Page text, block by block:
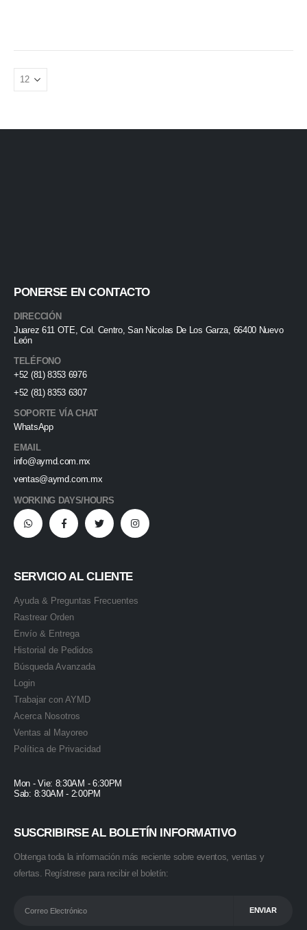
PONERSE EN CONTACTO
DIRECCIÓN
Juarez 611 OTE, Col. Centro, San Nicolas De Los Garza, 66400 Nuevo
León
TELÉFONO
+52 (81) 8353 6976
+52 (81) 8353 6307
SOPORTE VÍA CHAT
WhatsApp
EMAIL
info@aymd.com.mx
ventas@aymd.com.mx
WORKING DAYS/HOURS
SERVICIO AL CLIENTE
Ayuda & Preguntas Frecuentes
Rastrear Orden
Envío & Entrega
Historial de Pedidos
Búsqueda Avanzada
Login
Trabajar con AYMD
Acerca Nosotros
Ventas al Mayoreo
Política de Privacidad
Mon - Vie: 8:30AM - 6:30PM
Sab: 8:30AM - 2:00PM
SUSCRIBIRSE AL BOLETÍN INFORMATIVO
Obtenga toda la información más reciente sobre eventos, ventas y
ofertas. Regístrese para recibir el boletín: